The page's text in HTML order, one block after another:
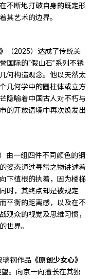
不断地打破自身的既定形
其艺术的边界。
（2025）达成了传统美
国际的“假山石”系列不锈
何构造观念。他以天然太
几何学中的圆柱体或立方
隐喻着中国古人对不朽与
的开放语境中再次焕发出
由一组四件不同颜色的钢
姿态通过寻常之物讲述着
下植根的执着，因为楼梯
时，其终点却是被规定
平衡的距离感，以及在不
观众的视觉及思维习惯，
世界。
璃钢作品 《原创少女心》
。向京一向擅长在其独